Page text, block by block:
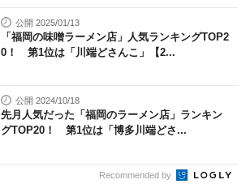
公開 2025/01/13
「福岡の味噌ラーメン店」人気ランキングTOP2
0！ 第1位は「川端どさんこ」【2...
公開 2024/10/18
先月人気だった「福岡のラーメン店」ランキン
グTOP20！ 第1位は「博多川端どさ...
Recommended by